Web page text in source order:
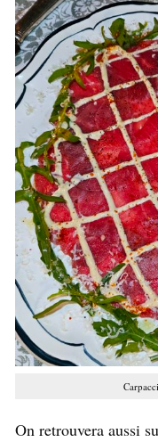
On retrouvera aussi